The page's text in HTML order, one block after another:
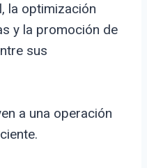
la optimización
y la promoción de
sus
a una operación